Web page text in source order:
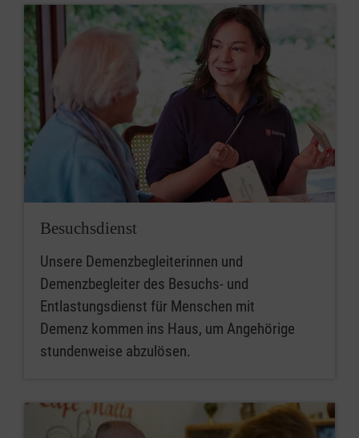
Besuchsdienst
Unsere Demenzbegleiterinnen und
Demenzbegleiter des Besuchs- und
Entlastungsdienst für Menschen mit
Demenz kommen ins Haus, um Angehörige
stundenweise abzulösen.